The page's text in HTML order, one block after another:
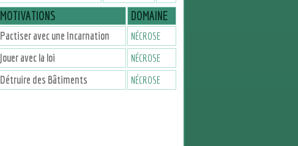
MOTIVATIONS DOMAINE
Pactiser avec une Incarnation NÉCROSE
Jouer avec la loi NÉCROSE
Détruire des Bâtiments NÉCROSE